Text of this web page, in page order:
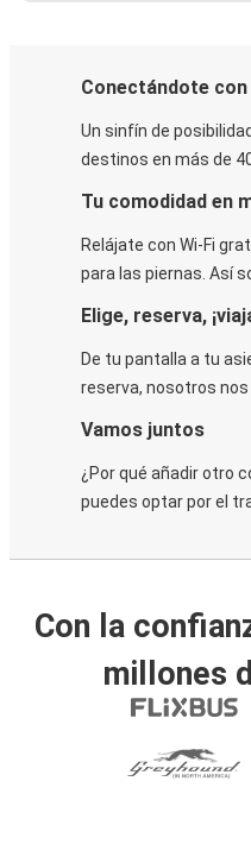
Conectándote con
Un sinfín de
destinos en más de
Tu comodidad en
Relájate con Wi-Fi
para las piernas. Así
Elige, reserva,
De tu pantalla a tu
reserva, nosotros
Vamos juntos
¿Por qué añadir otro
puedes optar por el
Con la
millones